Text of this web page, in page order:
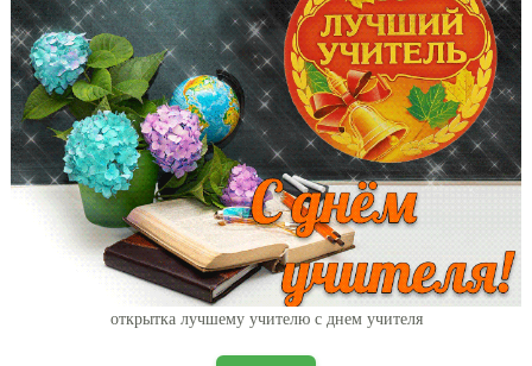
открытка лучшему учителю с днем учителя